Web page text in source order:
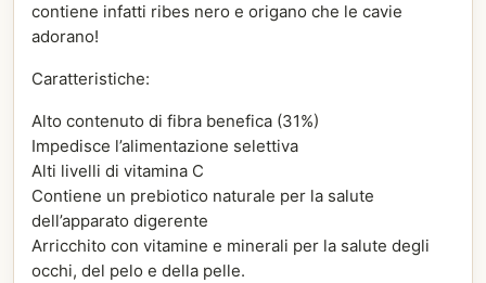
contiene infatti ribes nero e origano che le cavie
adorano!
Caratteristiche:
Alto contenuto di fibra benefica (31%)
Impedisce l’alimentazione selettiva
Alti livelli di vitamina C
Contiene un prebiotico naturale per la salute
dell’apparato digerente
Arricchito con vitamine e minerali per la salute degli
occhi, del pelo e della pelle.